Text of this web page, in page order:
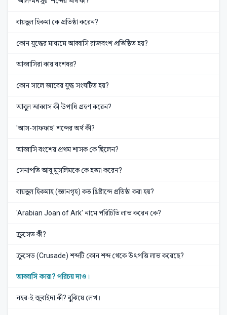
বায়তুল হিকমা কে প্রতিষ্ঠা করেন?
কোন যুদ্ধের মাধ্যমে আব্বাসি রাজবংশ প্রতিষ্ঠিত হয়?
আব্বাসিরা কার বংশধর?
কোন সালে জাবের যুদ্ধ সংঘটিত হয়?
আবুল আব্বাস কী উপাধি গ্রহণ করেন?
'আস-সাফফাহ' শব্দের অর্থ কী?
আব্বাসি বংশের প্রথম শাসক কে ছিলেন?
সেনাপতি আবু মুসলিমকে কে হত্যা করেন?
বায়তুল হিকমাহ (জ্ঞানগৃহ) কত খ্রিষ্টাব্দে প্রতিষ্ঠা করা হয়?
'Arabian Joan of Ark' নামে পরিচিতি লাভ করেন কে?
ক্রুসেড কী?
ক্রুসেড (Crusade) শব্দটি কোন শব্দ থেকে উৎপত্তি লাভ করেছে?
আব্বাসি কারা? পরিচয় দাও।
নহর-ই জুবাইদা কী? বুঝিয়ে লেখ।